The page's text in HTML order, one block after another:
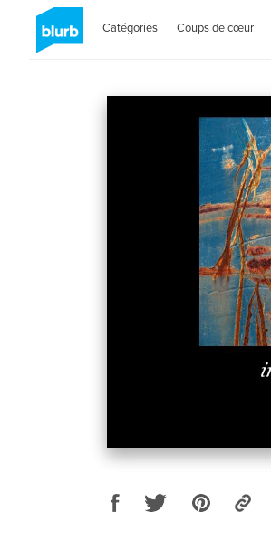
Catégories Coups de cœur